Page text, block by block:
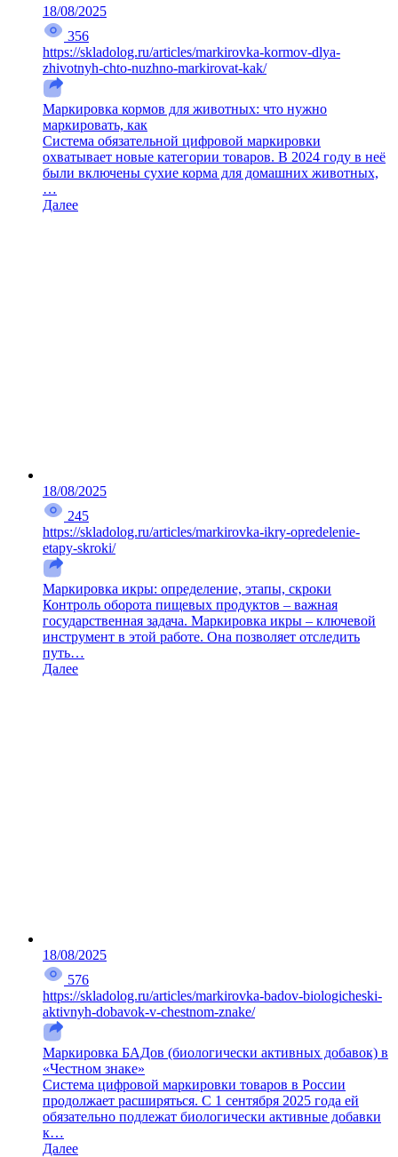
18/08/2025
356
https://skladolog.ru/articles/markirovka-kormov-dlya-
zhivotnyh-chto-nuzhno-markirovat-kak/
Маркировка кормов для животных: что нужно
маркировать, как
Система обязательной цифровой маркировки
охватывает новые категории товаров. В 2024 году в неё
были включены сухие корма для домашних животных,
…
Далее
18/08/2025
245
https://skladolog.ru/articles/markirovka-ikry-opredelenie-
etapy-skroki/
Маркировка икры: определение, этапы, скроки
Контроль оборота пищевых продуктов – важная
государственная задача. Маркировка икры – ключевой
инструмент в этой работе. Она позволяет отследить
путь…
Далее
18/08/2025
576
https://skladolog.ru/articles/markirovka-badov-biologicheski-
aktivnyh-dobavok-v-chestnom-znake/
Маркировка БАДов (биологически активных добавок) в
«Честном знаке»
Система цифровой маркировки товаров в России
продолжает расширяться. С 1 сентября 2025 года ей
обязательно подлежат биологически активные добавки
к…
Далее